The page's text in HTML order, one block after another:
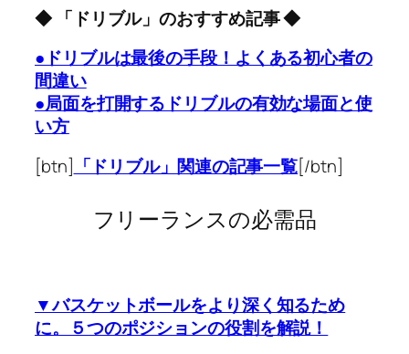
◆ 「ドリブル」のおすすめ記事 ◆
●ドリブルは最後の手段！よくある初心者の
間違い
●局面を打開するドリブルの有効な場面と使
い方
[btn] 「ドリブル」関連の記事一覧[/btn]
フリーランスの必需品
▼バスケットボールをより深く知るため
に。５つのポジションの役割を解説！